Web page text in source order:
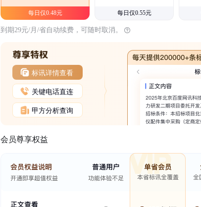
每日仅0.48元 每日仅0.55元
到期29元/月/省自动续费，可随时取消。
标讯详情查看
关键电话直连
甲方分析查询
会员尊享权益